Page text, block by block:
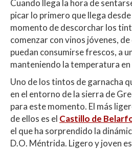
Cuando llega la hora de
picar lo primero que llega
momento de descorchar los
comenzar con vinos jóvenes,
puedan consumirse frescos, a
manteniendo la temperatura en
Uno de los tintos de garnacha
en el entorno de la sierra de
para este momento. El más
de ellos es el Castillo de
el que ha sorprendido la
D.O. Méntrida. Ligero y joven